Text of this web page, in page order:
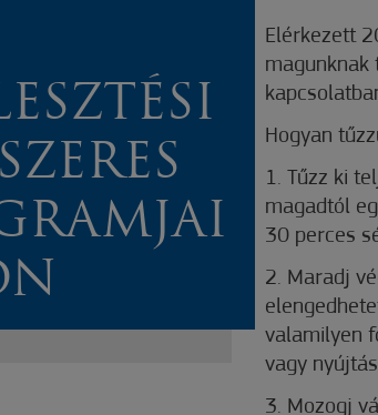
Elérkezett
magunknak
Hogyan
1. Tűzz ki
magadtól
30 perces
2. Maradj
valamilyen
vagy
3. Mozogj